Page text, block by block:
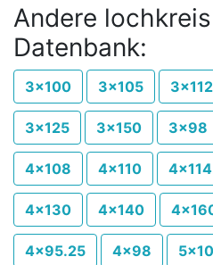
Andere
Datenbank:
3x100 3x105
3x125 3x150 3x98
4x108 4x110
4x130 4x140
4x95.25 4x98